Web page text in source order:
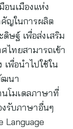
อนเมืองแห่ง
คัญในการผลิต
ษฐ์ เพื่อส่งเสริม
ไทยสามารถเข้า
พื่อนำไปใช้ใน
ฒนา
นโมเดลภาษาที่
รับภาษาอื่นๆ
Language